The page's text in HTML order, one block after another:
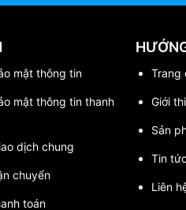
mật thông tin
mật thông tin thanh
dịch chung
chuyển
toán
Trang
Giới
Sản
Tin tức
Liên